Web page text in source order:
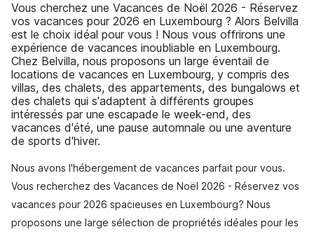
Vous cherchez une Vacances de Noël 2026 - Réservez
vos vacances pour 2026 en Luxembourg ? Alors Belvilla
est le choix idéal pour vous ! Nous vous offrirons une
expérience de vacances inoubliable en Luxembourg.
Chez Belvilla, nous proposons un large éventail de
locations de vacances en Luxembourg, y compris des
villas, des chalets, des appartements, des bungalows et
des chalets qui s'adaptent à différents groupes
intéressés par une escapade le week-end, des
vacances d'été, une pause automnale ou une aventure
de sports d'hiver.
Nous avons l'hébergement de vacances parfait pour vous.
Vous recherchez des Vacances de Noël 2026 - Réservez vos
vacances pour 2026 spacieuses en Luxembourg? Nous
proposons une large sélection de propriétés idéales pour les